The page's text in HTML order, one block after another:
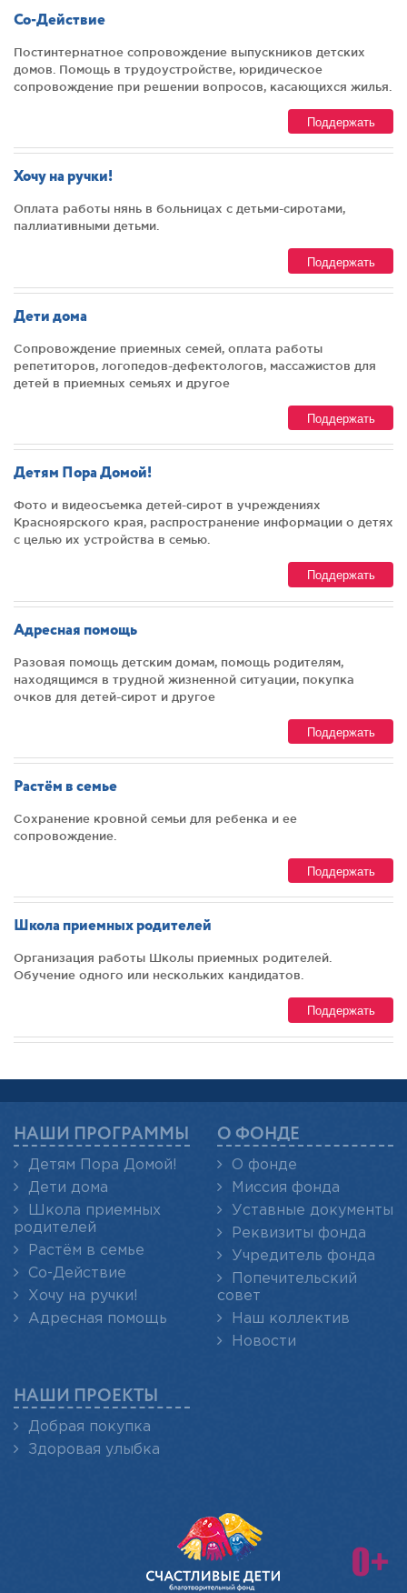
Со-Действие
Постинтернатное сопровождение выпускников детских
домов. Помощь в трудоустройстве, юридическое
сопровождение при решении вопросов, касающихся жилья.
Поддержать
Хочу на ручки!
Оплата работы нянь в больницах с детьми-сиротами,
паллиативными детьми.
Поддержать
Дети дома
Сопровождение приемных семей, оплата работы
репетиторов, логопедов-дефектологов, массажистов для
детей в приемных семьях и другое
Поддержать
Детям Пора Домой!
Фото и видеосъемка детей-сирот в учреждениях
Красноярского края, распространение информации о детях
с целью их устройства в семью.
Поддержать
Адресная помощь
Разовая помощь детским домам, помощь родителям,
находящимся в трудной жизненной ситуации, покупка
очков для детей-сирот и другое
Поддержать
Растём в семье
Сохранение кровной семьи для ребенка и ее
сопровождение.
Поддержать
Школа приемных родителей
Организация работы Школы приемных родителей.
Обучение одного или нескольких кандидатов.
Поддержать
НАШИ ПРОГРАММЫ
Детям Пора Домой!
Дети дома
Школа приемных
родителей
Растём в семье
Со-Действие
Хочу на ручки!
Адресная помощь
О ФОНДЕ
О фонде
Миссия фонда
Уставные документы
Реквизиты фонда
Учредитель фонда
Попечительский
совет
Наш коллектив
Новости
НАШИ ПРОЕКТЫ
Добрая покупка
Здоровая улыбка